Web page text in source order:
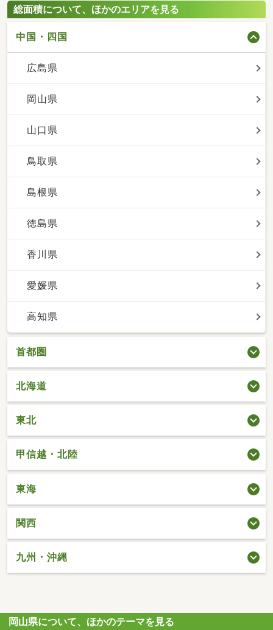
総面積について、ほかのエリアを見る
中国・四国
広島県
岡山県
山口県
鳥取県
島根県
徳島県
香川県
愛媛県
高知県
首都圏
北海道
東北
甲信越・北陸
東海
関西
九州・沖縄
岡山県について、ほかのテーマを見る